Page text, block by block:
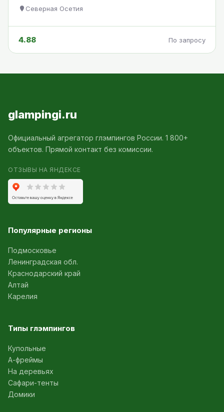
Северная Осетия
4.88 По запросу
glampingi.ru
Официальный агрегатор глэмпингов России. 1 800+
объектов. Прямой контакт без комиссии.
ОТЗЫВЫ НА ЯНДЕКСЕ
Популярные регионы
Подмосковье
Ленинградская обл.
Краснодарский край
Алтай
Карелия
Типы глэмпингов
Купольные
А-фреймы
На деревьях
Сафари-тенты
Домики